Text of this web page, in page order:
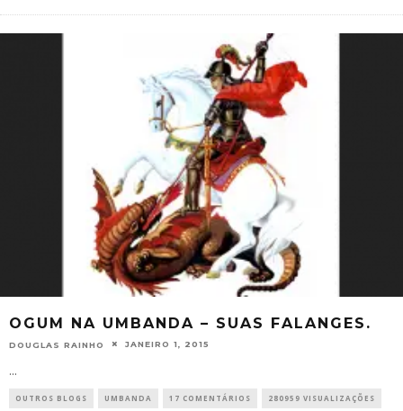
OGUM NA UMBANDA – SUAS FALANGES.
DOUGLAS RAINHO JANEIRO 1, 2015
...
OUTROS BLOGS UMBANDA 17 COMENTÁRIOS 280959 VISUALIZAÇÕES